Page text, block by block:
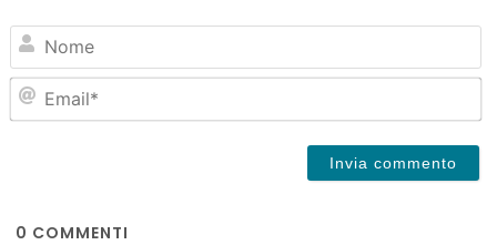
0 COMMENTI